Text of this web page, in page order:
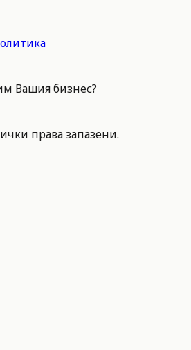
Вашия бизнес?
права запазени.